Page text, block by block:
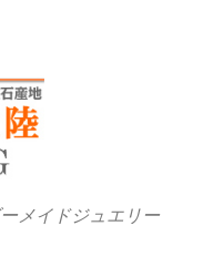
メイドジュエリー